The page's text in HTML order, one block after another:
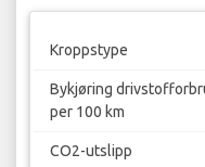
Kroppstype
Bykjøring
per 100 km
CO2-utslipp